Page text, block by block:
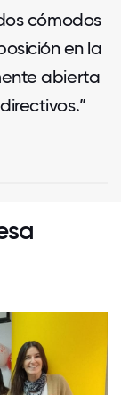
cómodos
en la
abierta